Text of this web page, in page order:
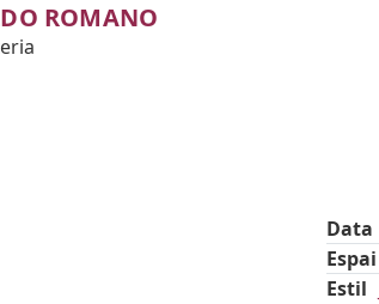
ROMANO
Data
Espai
Estil